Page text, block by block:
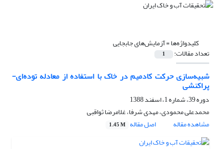
کلیدواژه‌ها =آزمایش‌های جابجایی
تعداد مقالات: 1
شبیه‌سازی حرکت کادمیم در خاک با استفاده از معادله توده‌ای-
پراکنشی
دوره 39، شماره 1، اسفند 1388
محمدعلی محمودی، مهدی شرفا، غلامرضا ثواقبی
مشاهده مقاله
اصل مقاله 1.45 M